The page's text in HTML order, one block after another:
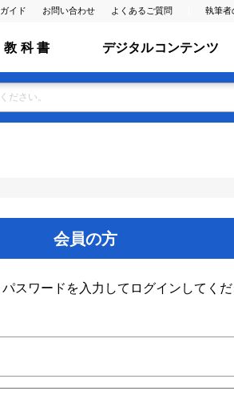
イド お問い合わせ よくあるご質問 執筆者
教 科 書 デジタルコンテンツ
会員の方
スワードを入力してログインしてくだ